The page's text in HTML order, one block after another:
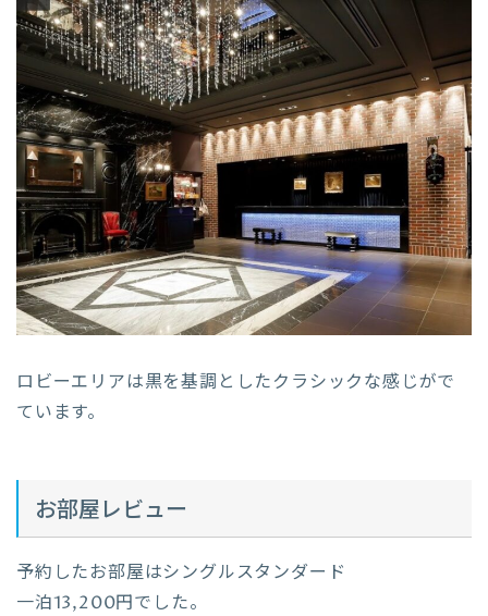
ロビーエリアは黒を基調としたクラシックな感じがで
ています。
お部屋レビュー
予約したお部屋はシングルスタンダード
一泊13,200円でした。